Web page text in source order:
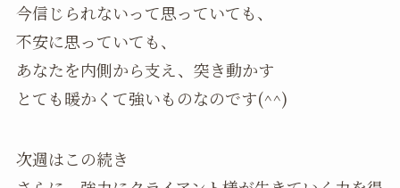
今信じられないって思っていても、
不安に思っていても、
あなたを内側から支え、突き動かす
とても暖かくて強いものなのです(^^)
次週はこの続き